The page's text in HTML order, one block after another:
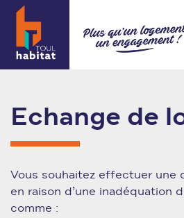
Echange de
Vous souhaitez effectuer une
en raison d’une inadéquation
comme :